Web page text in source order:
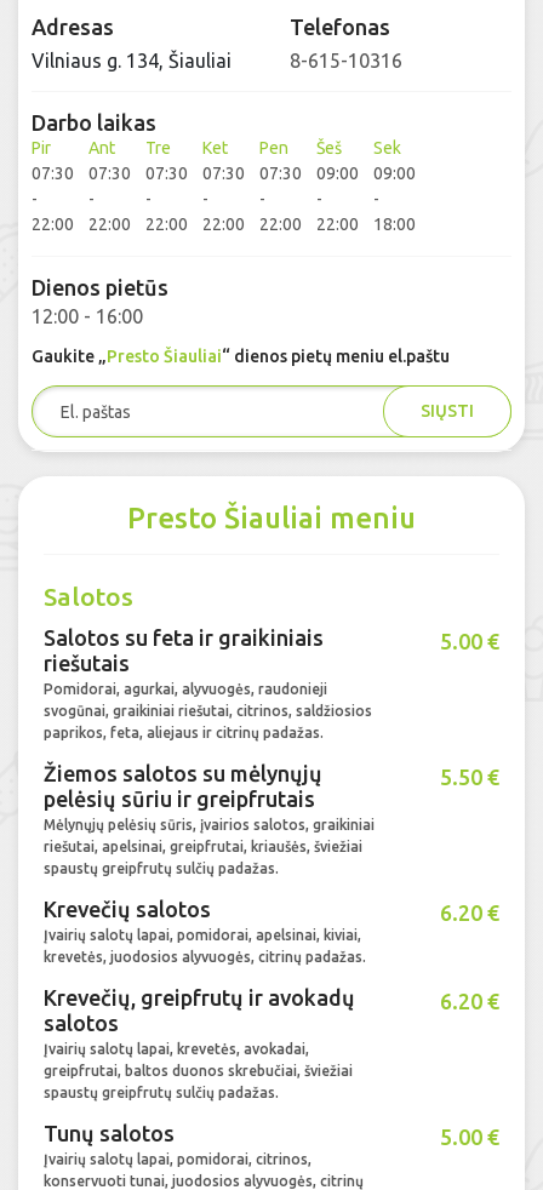
Adresas
Vilniaus g. 134, Šiauliai
Telefonas
8-615-10316
Darbo laikas
Pir
07:30
-
22:00
Ant
07:30
-
22:00
Tre
07:30
-
22:00
Ket
07:30
-
22:00
Pen
07:30
-
22:00
Šeš
09:00
-
22:00
Sek
09:00
-
18:00
Dienos pietūs
12:00 - 16:00
Gaukite „Presto Šiauliai“ dienos pietų meniu el.paštu
SIŲSTI
Presto Šiauliai meniu
Salotos
Salotos su feta ir graikiniais
riešutais
Pomidorai, agurkai, alyvuogės, raudonieji
svogūnai, graikiniai riešutai, citrinos, saldžiosios
paprikos, feta, aliejaus ir citrinų padažas.
5.00 €
Žiemos salotos su mėlynųjų
pelėsių sūriu ir greipfrutais
Mėlynųjų pelėsių sūris, įvairios salotos, graikiniai
riešutai, apelsinai, greipfrutai, kriaušės, šviežiai
spaustų greipfrutų sulčių padažas.
5.50 €
Krevečių salotos
Įvairių salotų lapai, pomidorai, apelsinai, kiviai,
krevetės, juodosios alyvuogės, citrinų padažas.
6.20 €
Krevečių, greipfrutų ir avokadų
salotos
Įvairių salotų lapai, krevetės, avokadai,
greipfrutai, baltos duonos skrebučiai, šviežiai
spaustų greipfrutų sulčių padažas.
6.20 €
Tunų salotos
Įvairių salotų lapai, pomidorai, citrinos,
konservuoti tunai, juodosios alyvuogės, citrinų
5.00 €